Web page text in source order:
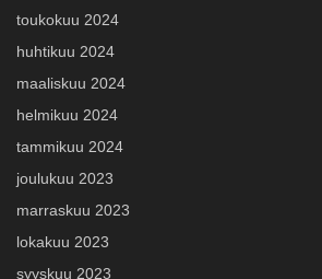
toukokuu 2024
huhtikuu 2024
maaliskuu 2024
helmikuu 2024
tammikuu 2024
joulukuu 2023
marraskuu 2023
lokakuu 2023
syyskuu 2023